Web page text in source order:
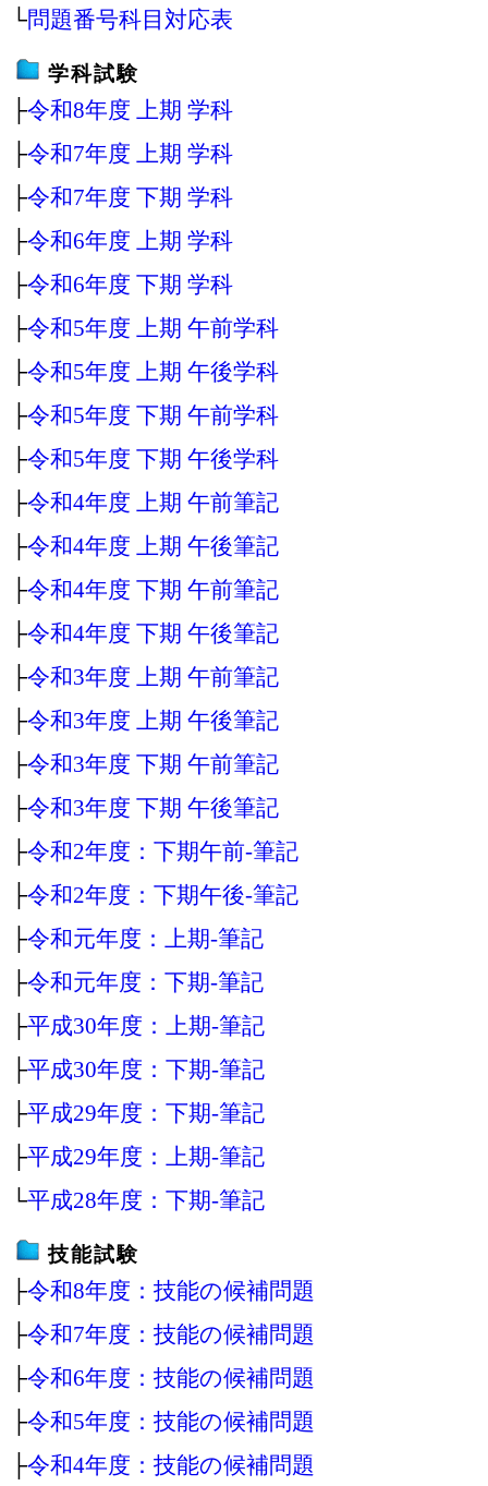
└問題番号科目対応表
学科試験
├令和8年度 上期 学科
├令和7年度 上期 学科
├令和7年度 下期 学科
├令和6年度 上期 学科
├令和6年度 下期 学科
├令和5年度 上期 午前学科
├令和5年度 上期 午後学科
├令和5年度 下期 午前学科
├令和5年度 下期 午後学科
├令和4年度 上期 午前筆記
├令和4年度 上期 午後筆記
├令和4年度 下期 午前筆記
├令和4年度 下期 午後筆記
├令和3年度 上期 午前筆記
├令和3年度 上期 午後筆記
├令和3年度 下期 午前筆記
├令和3年度 下期 午後筆記
├令和2年度：下期午前‐筆記
├令和2年度：下期午後‐筆記
├令和元年度：上期‐筆記
├令和元年度：下期‐筆記
├平成30年度：上期‐筆記
├平成30年度：下期‐筆記
├平成29年度：下期‐筆記
├平成29年度：上期‐筆記
└平成28年度：下期‐筆記
技能試験
├令和8年度：技能の候補問題
├令和7年度：技能の候補問題
├令和6年度：技能の候補問題
├令和5年度：技能の候補問題
├令和4年度：技能の候補問題